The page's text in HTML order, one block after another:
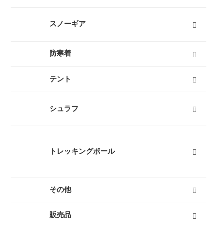
レディーススノーウェア
レディーススノーボードウェア
メンズスノーウェア
メンズスノーボードウェア
キッズスノーウェア
キッズスノーボードウェア
キッズスノーグローブ
スノーギア
スノーブーツ（雪山登山靴）
スノーシュー
バックカントリーザック
スノーフライ
ピッケル（アックス）
スノーウェア
タイヤチェーン
エアボード防寒着
インナーダウン
ダウンジャケット
ダウンパンツ
ダウンコート
キッズ用ダウン
テントシューズ
テント
シュラフ
トレッキングポール
３つ折りタイプ
レバーロックタイプ
ツイストロックタイプ
その他
キャリーカート
チェア（椅子）
スパッツ（ゲイター）
サポートタイツ
防寒タイツ
ヘルメット
クーラーボックス
天体望遠鏡
トレッキンググローブ
サングラス
トレッキングパンツ
ハイドレーション
ソーラーチャージャー
熊よけ・熊撃退
販売品